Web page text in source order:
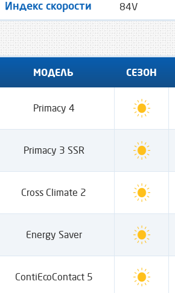
Индекс скорости 84V
МОДЕЛЬ СЕЗОН
Primacy 4
Primacy 3 SSR
Cross Climate 2
Energy Saver
ContiEcoContact 5